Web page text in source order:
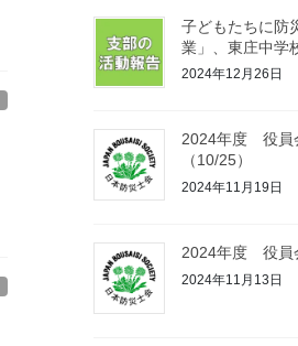
子どもたちに防
業」、東庄中学
2024年12月26日
2024年度 役
（10/25）
2024年11月19日
2024年度 役員
2024年11月13日